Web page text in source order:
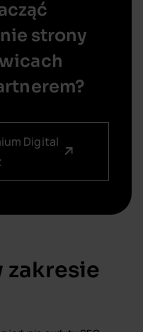
strony
Digital
zakresie